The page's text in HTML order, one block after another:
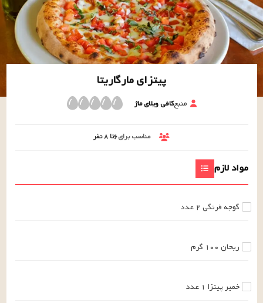
پیتزای مارگاریتا
منبعکافی ویلای ماژ
مناسب برای۶تا ۸ نفر
مواد لازم
گوجه فرنگی ۲ عدد
ریحان ۱۰۰ گرم
خمیر پیتزا ۱ عدد